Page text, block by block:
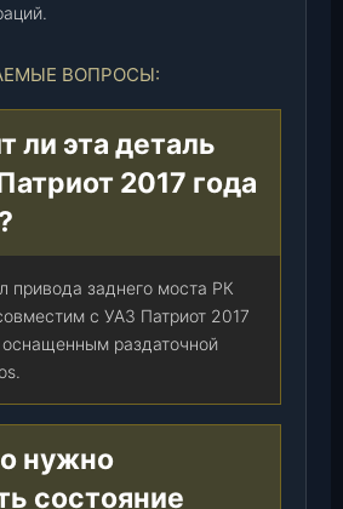
ВОПРОСЫ:
ли эта деталь
2017 года
привода заднего моста РК
с УАЗ Патриот 2017
раздаточной
нужно
состояние